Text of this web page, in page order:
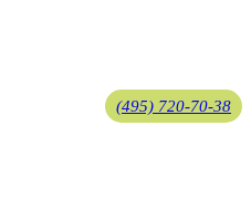
(495) 720-70-38